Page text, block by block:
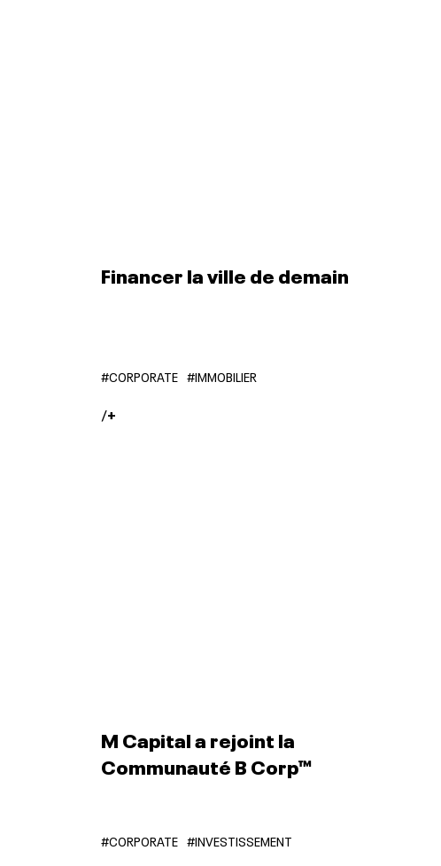
Financer la ville de demain
#CORPORATE #IMMOBILIER
/+
M Capital a rejoint la
Communauté B Corp™
#CORPORATE #INVESTISSEMENT